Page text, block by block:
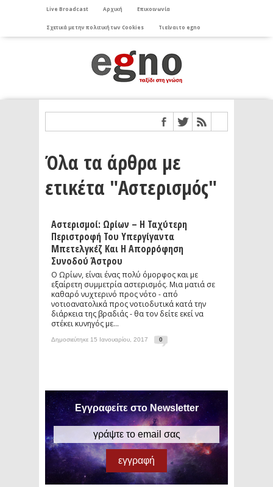
Live Broadcast Αρχική Επικοινωνία
Σχετικά με την πολιτική των Cookies Τι είναι το egno
Όλα τα άρθρα με
ετικέτα "Αστερισμός"
Αστερισμοί: Ωρίων – Η Ταχύτερη
Περιστροφή Του Υπεργίγαντα
Μπετελγκέζ Και Η Απορρόφηση
Συνοδού Άστρου
Ο Ωρίων, είναι ένας πολύ όμορφος και με
εξαίρετη συμμετρία αστερισμός. Μια ματιά σε
καθαρό νυχτερινό προς νότο - από
νοτιοανατολικά προς νοτιοδυτικά κατά την
διάρκεια της βραδιάς - θα τον δείτε εκεί να
στέκει κυνηγός με...
Δημοσιεύτηκε 15 Ιανουαρίου, 2017 0
Εγγραφείτε στο Newsletter